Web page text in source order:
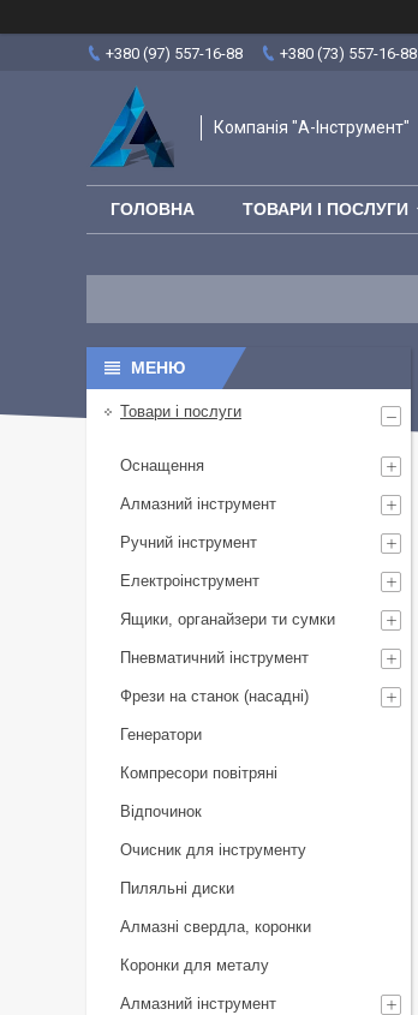
+380 (97) 557-16-88 +380 (73) 557-16-88
Компанія "А-Інструмент"
ГОЛОВНА ТОВАРИ І ПОСЛУГИ
Товари і послуги
Оснащення
Алмазний інструмент
Ручний інструмент
Електроінструмент
Ящики, органайзери ти сумки
Пневматичний інструмент
Фрези на станок (насадні)
Генератори
Компресори повітряні
Відпочинок
Очисник для інструменту
Пиляльні диски
Алмазні свердла, коронки
Коронки для металу
Алмазний інструмент